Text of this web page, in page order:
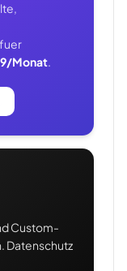
Monat.
Custom-
Datenschutz